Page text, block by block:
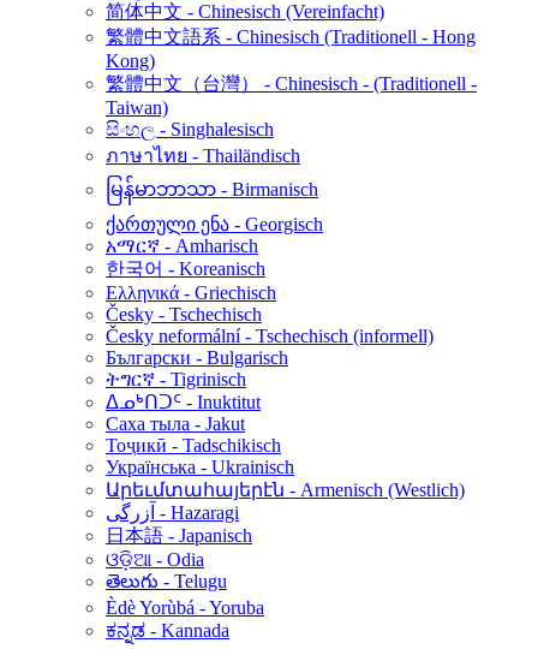
简体中文 - Chinesisch (Vereinfacht)
繁體中文語系 - Chinesisch (Traditionell - Hong
Kong)
繁體中文（台灣） - Chinesisch - (Traditionell -
Taiwan)
සිංහල - Singhalesisch
ภาษาไทย - Thailändisch
မြန်မာဘာသာ - Birmanisch
ქართული ენა - Georgisch
አማርኛ - Amharisch
한국어 - Koreanisch
Ελληνικά - Griechisch
Česky - Tschechisch
Česky neformální - Tschechisch (informell)
Български - Bulgarisch
ትግርኛ - Tigrinisch
ᐃᓄᒃᑎᑐᑦ - Inuktitut
Саха тыла - Jakut
Тоҷикӣ - Tadschikisch
Українська - Ukrainisch
Արեւմտահայերէն - Armenisch (Westlich)
آزرگی - Hazaragi
日本語 - Japanisch
ଓଡ଼ିଆ - Odia
తెలుగు - Telugu
Èdè Yorùbá - Yoruba
ಕನ್ನಡ - Kannada